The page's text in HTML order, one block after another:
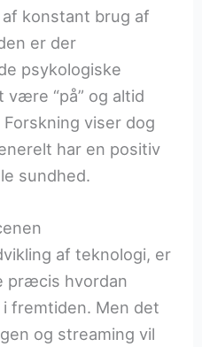
konstant brug af
er der
psykologiske
“på” og altid
viser dog
har en positiv
sundhed.
af teknologi, er
præcis hvordan
fremtiden. Men det
og streaming vil